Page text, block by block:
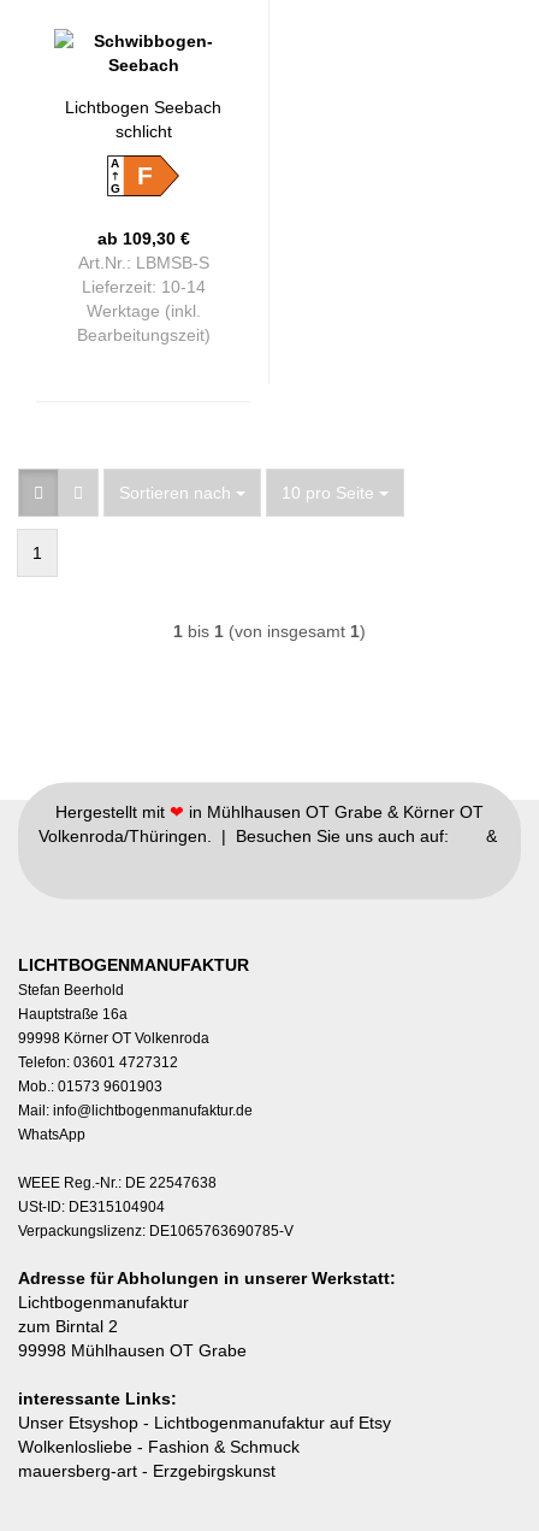
Lichtbogen Seebach
schlicht
A
GF
ab 109,30 €
Art.Nr.: LBMSB-S
Lieferzeit: 10-14
Werktage (inkl.
Bearbeitungszeit)
Sortieren nach
Sortieren nach 10 pro Seite
pro Seite
1
1 bis 1 (von insgesamt 1)
Hergestellt mit ❤ in Mühlhausen OT Grabe & Körner OT
Volkenroda/Thüringen. | Besuchen Sie uns auch auf:
&
LICHTBOGENMANUFAKTUR
Stefan Beerhold
Hauptstraße 16a
99998 Körner OT Volkenroda
Telefon: 03601 4727312
Mob.: 01573 9601903
Mail: info@lichtbogenmanufaktur.de
WhatsApp
WEEE Reg.-Nr.: DE 22547638
USt-ID: DE315104904
Verpackungslizenz: DE1065763690785-V
Adresse für Abholungen in unserer Werkstatt:
Lichtbogenmanufaktur
zum Birntal 2
99998 Mühlhausen OT Grabe
interessante Links:
Unser Etsyshop - Lichtbogenmanufaktur auf Etsy
Wolkenlosliebe - Fashion & Schmuck
mauersberg-art - Erzgebirgskunst